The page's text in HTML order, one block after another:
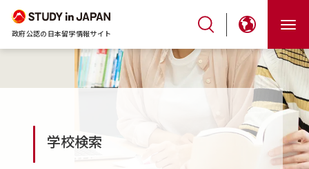
政府公認の日本留学情報サイト
学校検索